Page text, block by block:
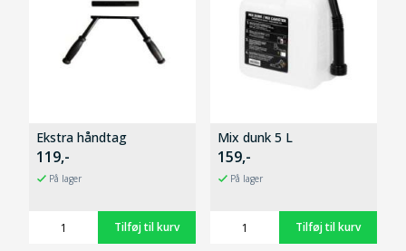
Ekstra håndtag
119,-
På lager
Mix dunk 5 L
159,-
På lager